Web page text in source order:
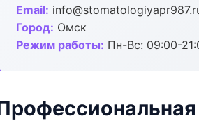
Email:
Город: Омск
Режим работы: Пн-Вс: 09:00-